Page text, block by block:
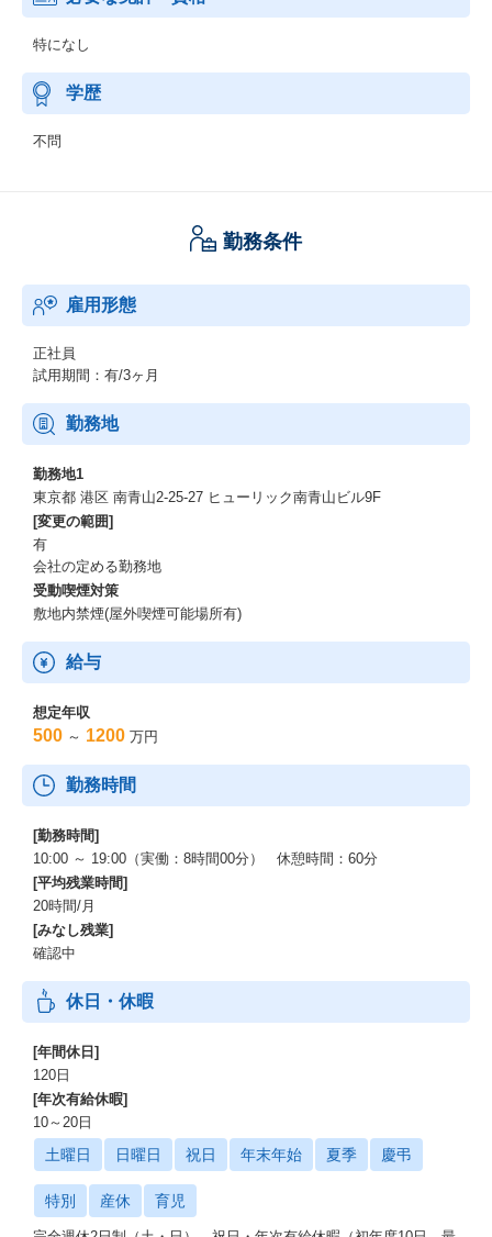
特になし
学歴
不問
勤務条件
雇用形態
正社員
試用期間：有/3ヶ月
勤務地
勤務地1
東京都 港区 南青山2-25-27 ヒューリック南青山ビル9F
[変更の範囲]
有
会社の定める勤務地
受動喫煙対策
敷地内禁煙(屋外喫煙可能場所有)
給与
想定年収
500 ～ 1200 万円
勤務時間
[勤務時間]
10:00 ～ 19:00（実働：8時間00分） 休憩時間：60分
[平均残業時間]
20時間/月
[みなし残業]
確認中
休日・休暇
[年間休日]
120日
[年次有給休暇]
10～20日
土曜日 日曜日 祝日 年末年始 夏季 慶弔
特別 産休 育児